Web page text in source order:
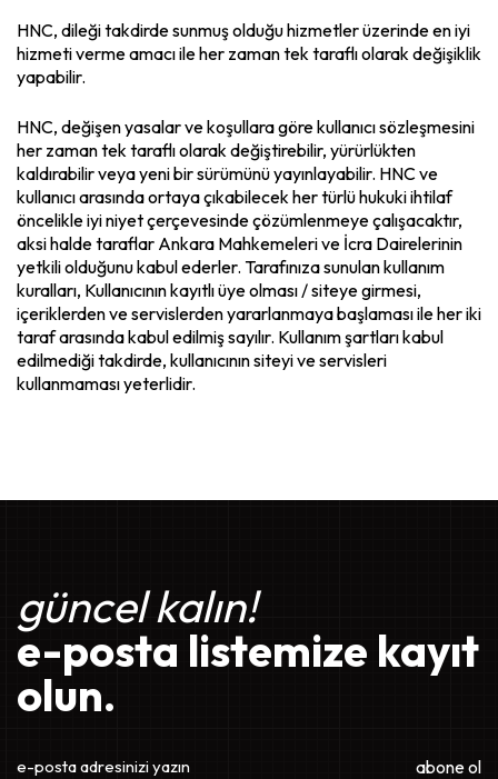
HNC, dileği takdirde sunmuş olduğu hizmetler üzerinde en iyi
hizmeti verme amacı ile her zaman tek taraflı olarak değişiklik
yapabilir.
HNC, değişen yasalar ve koşullara göre kullanıcı sözleşmesini
her zaman tek taraflı olarak değiştirebilir, yürürlükten
kaldırabilir veya yeni bir sürümünü yayınlayabilir. HNC ve
kullanıcı arasında ortaya çıkabilecek her türlü hukuki ihtilaf
öncelikle iyi niyet çerçevesinde çözümlenmeye çalışacaktır,
aksi halde taraflar Ankara Mahkemeleri ve İcra Dairelerinin
yetkili olduğunu kabul ederler. Tarafınıza sunulan kullanım
kuralları, Kullanıcının kayıtlı üye olması / siteye girmesi,
içeriklerden ve servislerden yararlanmaya başlaması ile her iki
taraf arasında kabul edilmiş sayılır. Kullanım şartları kabul
edilmediği takdirde, kullanıcının siteyi ve servisleri
kullanmaması yeterlidir.
güncel kalın!
e-posta listemize kayıt
olun.
abone ol